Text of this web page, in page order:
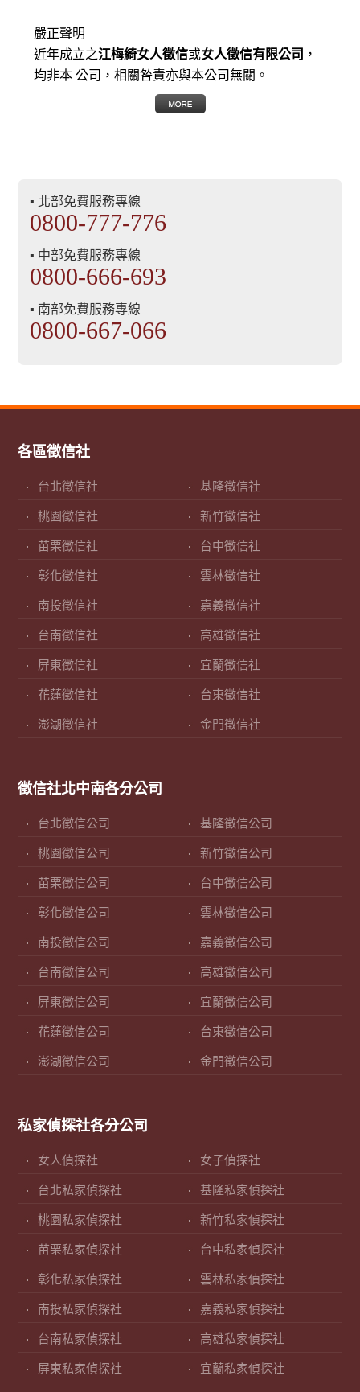
嚴正聲明
近年成立之江梅綺女人徵信或女人徵信有限公司 ，
均非本 公司，相關咎責亦與本公司無關。
▪ 北部免費服務專線
0800-777-776
▪ 中部免費服務專線
0800-666-693
▪ 南部免費服務專線
0800-667-066
各區徵信社
台北徵信社 基隆徵信社
桃園徵信社 新竹徵信社
苗栗徵信社 台中徵信社
彰化徵信社 雲林徵信社
南投徵信社 嘉義徵信社
台南徵信社 高雄徵信社
屏東徵信社 宜蘭徵信社
花蓮徵信社 台東徵信社
澎湖徵信社 金門徵信社
徵信社北中南各分公司
台北徵信公司 基隆徵信公司
桃園徵信公司 新竹徵信公司
苗栗徵信公司 台中徵信公司
彰化徵信公司 雲林徵信公司
南投徵信公司 嘉義徵信公司
台南徵信公司 高雄徵信公司
屏東徵信公司 宜蘭徵信公司
花蓮徵信公司 台東徵信公司
澎湖徵信公司 金門徵信公司
私家偵探社各分公司
女人偵探社 女子偵探社
台北私家偵探社 基隆私家偵探社
桃園私家偵探社 新竹私家偵探社
苗栗私家偵探社 台中私家偵探社
彰化私家偵探社 雲林私家偵探社
南投私家偵探社 嘉義私家偵探社
台南私家偵探社 高雄私家偵探社
屏東私家偵探社 宜蘭私家偵探社